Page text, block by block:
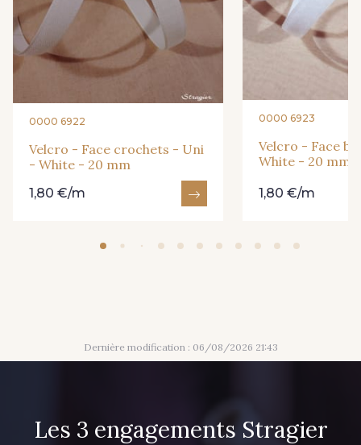
0000 6922
Velcro - Face crochets - Uni
- White - 20 mm
1,80 €/m
0000 6923
Velcro - Face
White - 20 mm
1,80 €/m
Dernière modification : 06/08/2026 21:43
Les 3 engagements Stragier